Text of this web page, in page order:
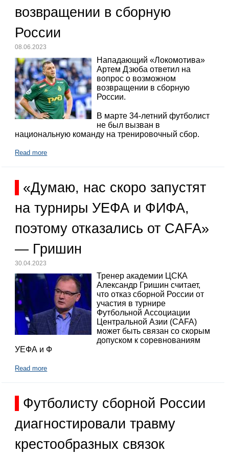
возвращении в сборную
России
08.06.2023
Нападающий «Локомотива»
Артем Дзюба ответил на
вопрос о возможном
возвращении в сборную
России.
В марте 34-летний футболист
не был вызван в
национальную команду на тренировочный сбор.
Read more
«Думаю, нас скоро запустят
на турниры УЕФА и ФИФА,
поэтому отказались от CAFA»
— Гришин
30.04.2023
Тренер академии ЦСКА
Александр Гришин считает,
что отказ сборной России от
участия в турнире
Футбольной Ассоциации
Центральной Азии (CAFA)
может быть связан со скорым
допуском к соревнованиям
УЕФА и Ф
Read more
Футболисту сборной России
диагностировали травму
крестообразных связок